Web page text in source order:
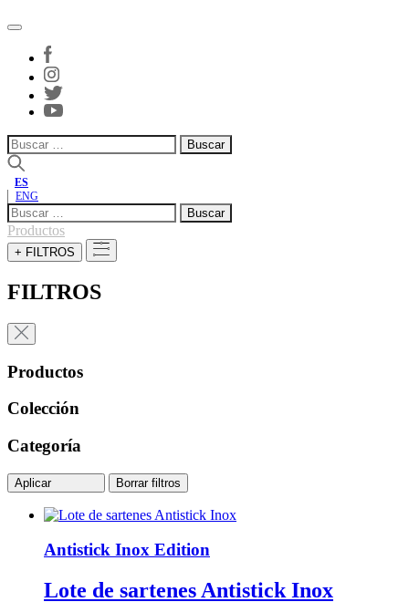
Buscar:
ES
ENG
Buscar:
Productos
+ FILTROS
FILTROS
Productos
Colección
Categoría
Aplicar Borrar filtros
Antistick Inox Edition
Lote de sartenes Antistick Inox